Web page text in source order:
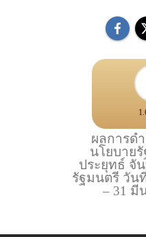
ผลการด
นโยบาย
ประยุทธ์ จั
รัฐมนตรี วัน
– 31 มี